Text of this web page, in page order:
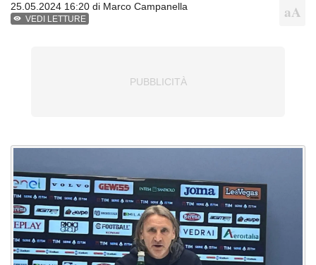
25.05.2024 16:20 di Marco Campanella
VEDI LETTURE